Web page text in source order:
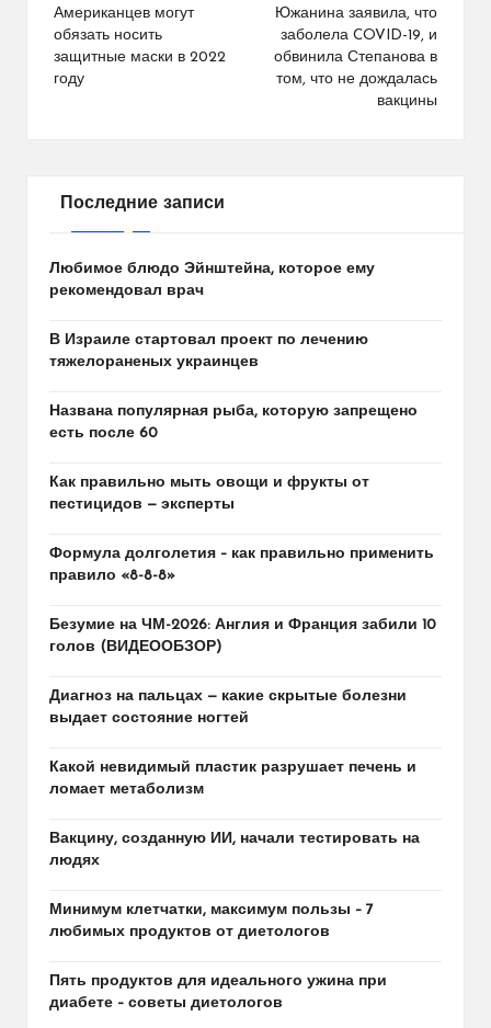
по
записям
Американцев могут
обязать носить
защитные маски в 2022
году
Южанина заявила, что
заболела COVID-19, и
обвинила Степанова в
том, что не дождалась
вакцины
Последние записи
Любимое блюдо Эйнштейна, которое ему
рекомендовал врач
В Израиле стартовал проект по лечению
тяжелораненых украинцев
Названа популярная рыба, которую запрещено
есть после 60
Как правильно мыть овощи и фрукты от
пестицидов — эксперты
Формула долголетия – как правильно применить
правило «8-8-8»
Безумие на ЧМ-2026: Англия и Франция забили 10
голов (ВИДЕООБЗОР)
Диагноз на пальцах — какие скрытые болезни
выдает состояние ногтей
Какой невидимый пластик разрушает печень и
ломает метаболизм
Вакцину, созданную ИИ, начали тестировать на
людях
Минимум клетчатки, максимум пользы – 7
любимых продуктов от диетологов
Пять продуктов для идеального ужина при
диабете – советы диетологов